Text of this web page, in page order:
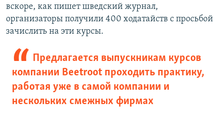
вскоре, как пишет шведский журнал,
организаторы получили 400 ходатайств с просьбой
зачислить на эти курсы.
Предлагается выпускникам курсов
компании Beetroot проходить практику,
работая уже в самой компании и
нескольких смежных фирмах